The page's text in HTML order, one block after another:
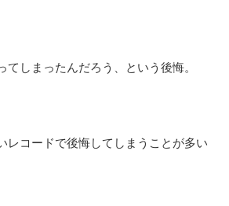
てしまったんだろう、という後悔。
レコードで後悔してしまうことが多い